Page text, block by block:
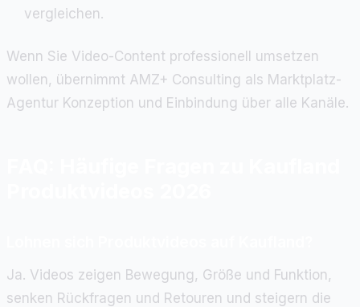
vergleichen.
Wenn Sie Video-Content professionell umsetzen
wollen, übernimmt AMZ+ Consulting als Marktplatz-
Agentur Konzeption und Einbindung über alle Kanäle.
Ja. Videos zeigen Bewegung, Größe und Funktion,
senken Rückfragen und Retouren und steigern die